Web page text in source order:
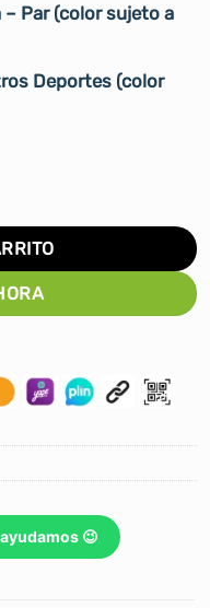
Par (color sujeto a
Deportes (color
😉